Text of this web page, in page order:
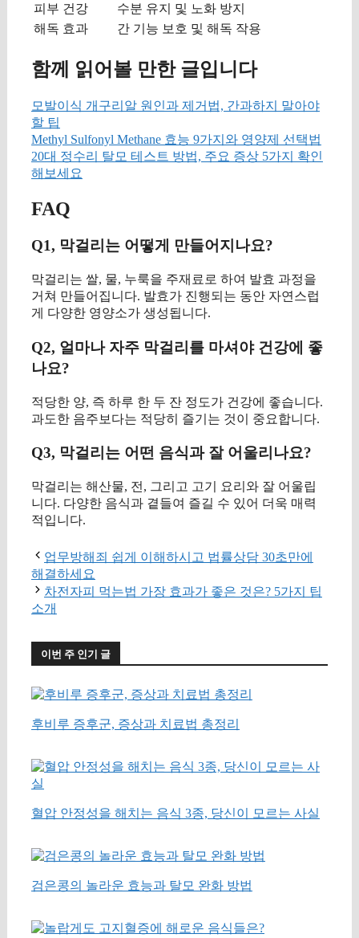
피부 건강
수분 유지 및 노화 방지
해독 효과
간 기능 보호 및 해독 작용
함께 읽어볼 만한 글입니다
모발이식 개구리알 원인과 제거법, 간과하지 말아야
할 팁
Methyl Sulfonyl Methane 효능 9가지와 영양제 선택법
20대 정수리 탈모 테스트 방법, 주요 증상 5가지 확인
해보세요
FAQ
Q1, 막걸리는 어떻게 만들어지나요?
막걸리는 쌀, 물, 누룩을 주재료로 하여 발효 과정을
거쳐 만들어집니다. 발효가 진행되는 동안 자연스럽
게 다양한 영양소가 생성됩니다.
Q2, 얼마나 자주 막걸리를 마셔야 건강에 좋
나요?
적당한 양, 즉 하루 한 두 잔 정도가 건강에 좋습니다.
과도한 음주보다는 적당히 즐기는 것이 중요합니다.
Q3, 막걸리는 어떤 음식과 잘 어울리나요?
막걸리는 해산물, 전, 그리고 고기 요리와 잘 어울립
니다. 다양한 음식과 곁들여 즐길 수 있어 더욱 매력
적입니다.
업무방해죄 쉽게 이해하시고 법률상담 30초만에
해결하세요
차전자피 먹는법 가장 효과가 좋은 것은? 5가지 팁
소개
이번 주 인기 글
후비루 증후군, 증상과 치료법 총정리
혈압 안정성을 해치는 음식 3종, 당신이 모르는 사실
검은콩의 놀라운 효능과 탈모 완화 방법